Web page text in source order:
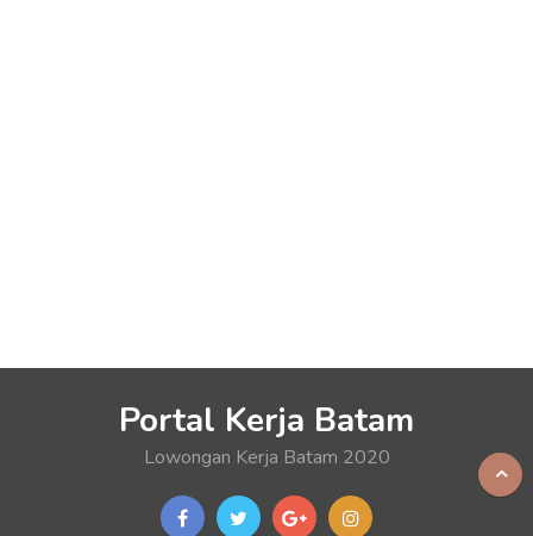
Portal Kerja Batam
Lowongan Kerja Batam 2020